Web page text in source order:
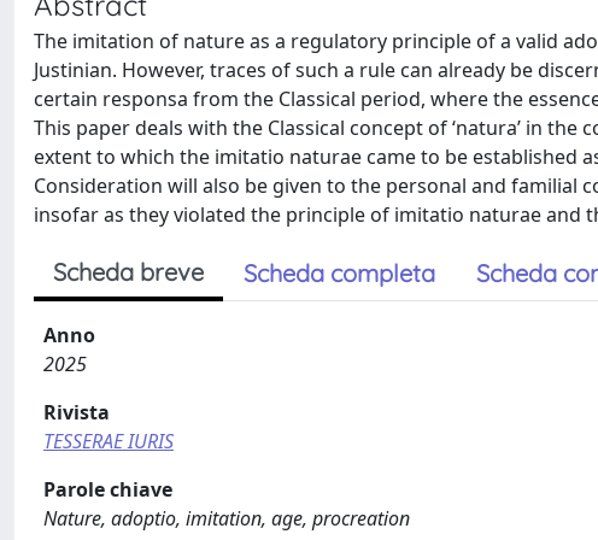
The imitation of nature as a regulatory principle of a valid
Justinian. However, traces of such a rule can already be
certain responsa from the Classical period, where the
This paper deals with the Classical concept of ‘natura’ in
extent to which the imitatio naturae came to be established
Consideration will also be given to the personal and
insofar as they violated the principle of imitatio naturae and
Scheda breve Scheda completa Scheda
Anno
2025
Rivista
TESSERAE IURIS
Parole chiave
Nature, adoptio, imitation, age, procreation